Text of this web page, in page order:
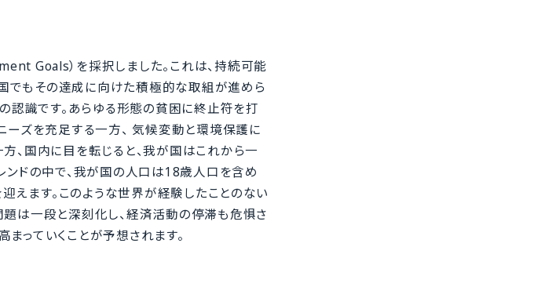
Goals）を採択しました。これは、持続可能
でもその達成に向けた積極的な取組が進めら
認識です。あらゆる形態の貧困に終止符を打
ーズを充足する一方、 気候変動と環境保護に
、国内に目を転じると、我が国はこれから一
ンドの中で、我が国の人口は18歳人口を含め
えます。このような世界が経験したことのない
は一段と深刻化し、経済活動の停滞も危惧さ
っていくことが予想されます。